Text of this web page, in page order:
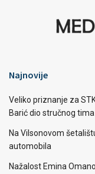
Najnovije
Veliko priznanje za
Barić dio stručnog
Na Vilsonovom
automobila
Nažalost Emina